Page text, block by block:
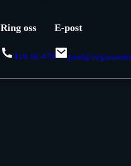
Ring oss
414 16 479
E-post